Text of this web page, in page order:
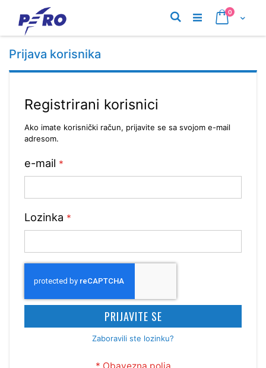
sadržaj
Cart
0proizvodi
Pretraživanje
Prijava korisnika
Registrirani korisnici
Ako imate korisnički račun, prijavite se sa svojom e-mail
adresom.
e-mail
Lozinka
PRIJAVITE SE
Zaboravili ste lozinku?